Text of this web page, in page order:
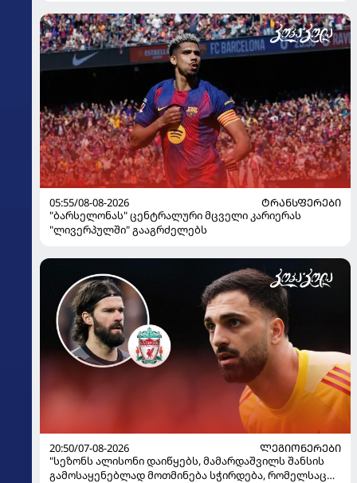
05:55/08-08-2026
ᲢᲠᲐᲜᲡᲤᲔᲠᲔᲑᲘ
"ბარსელონას" ცენტრალური მცველი კარიერას
"ლივერპულში" გააგრძელებს
20:50/07-08-2026
ᲚᲔᲒᲘᲝᲜᲔᲠᲔᲑᲘ
"სეზონს ალისონი დაიწყებს, მამარდაშვილს შანსის
გამოსაყენებლად მოთმინება სჭირდება, რომელსაც